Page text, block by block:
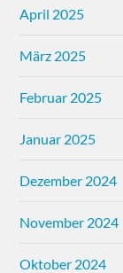
April 2025
März 2025
Februar 2025
Januar 2025
Dezember 2024
November 2024
Oktober 2024